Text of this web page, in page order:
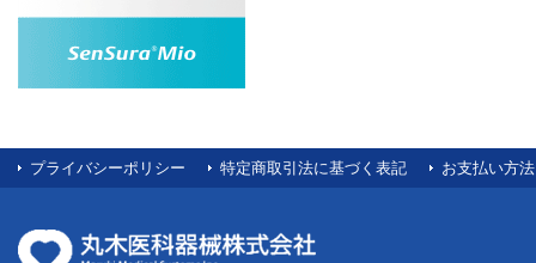
プライバシーポリシー 特定商取引法に基づく表記 お支払い方